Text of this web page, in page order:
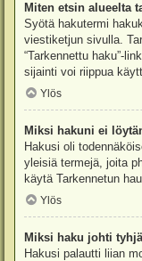
Miten etsin alueelta
Syötä hakutermi
viestiketjun sivulla.
“Tarkennettu haku”-
sijainti voi riippua
Ylös
Miksi hakuni ei
Hakusi oli
yleisiä termejä, joita
käytä Tarkennetun
Ylös
Miksi haku johti
Hakusi palautti liian